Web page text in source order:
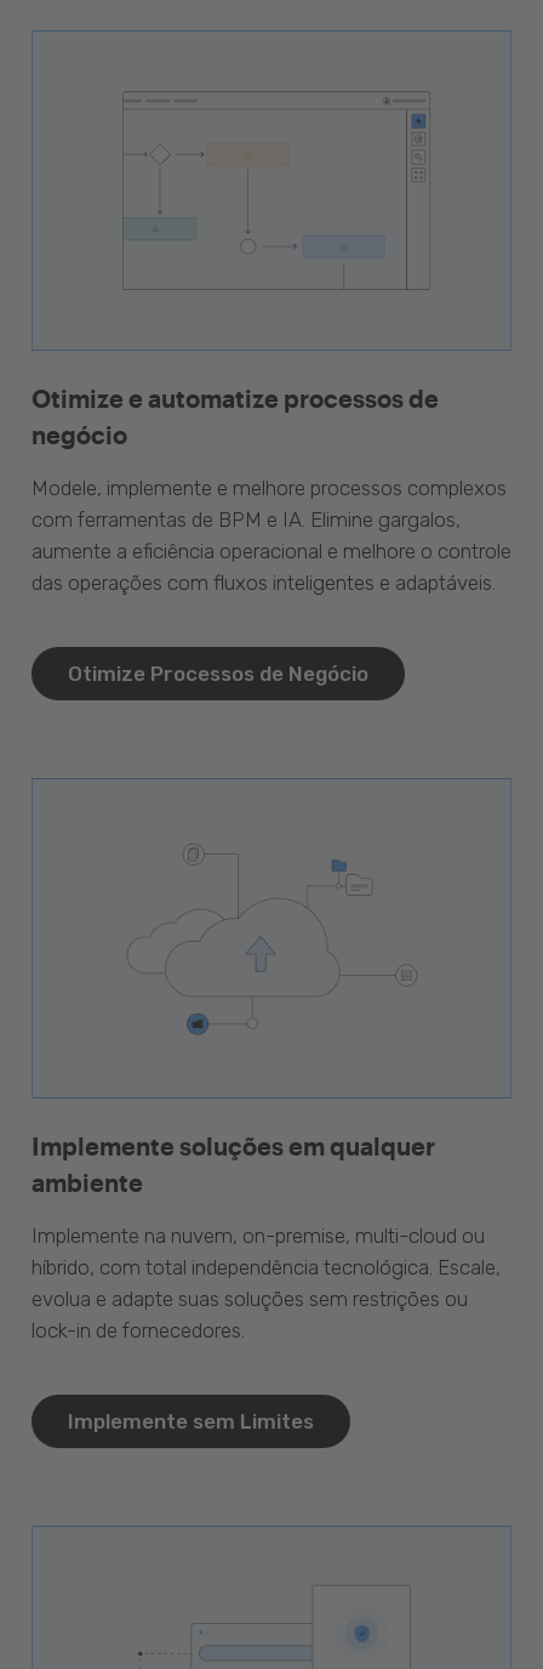
Otimize e automatize processos de
negócio
Modele, implemente e melhore processos complexos
com ferramentas de BPM e IA. Elimine gargalos,
aumente a eficiência operacional e melhore o controle
das operações com fluxos inteligentes e adaptáveis.
Otimize Processos de Negócio
Implemente soluções em qualquer
ambiente
Implemente na nuvem, on-premise, multi-cloud ou
híbrido, com total independência tecnológica. Escale,
evolua e adapte suas soluções sem restrições ou
lock-in de fornecedores.
Implemente sem Limites